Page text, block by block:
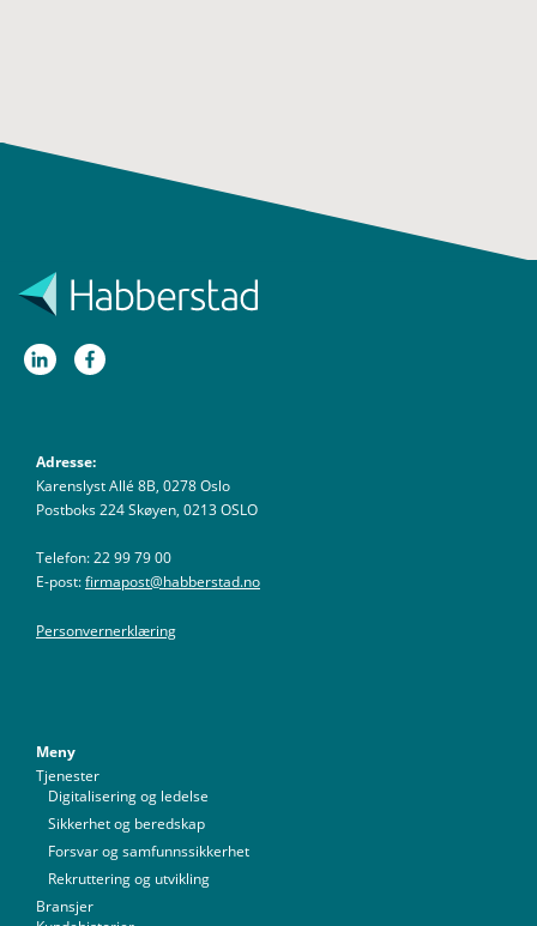
Adresse:
Karenslyst Allé 8B, 0278 Oslo
Postboks 224 Skøyen, 0213 OSLO
Telefon: 22 99 79 00
E-post:firmapost@habberstad.no
Personvernerklæring
Meny
Tjenester
Digitalisering og ledelse
Sikkerhet og beredskap
Forsvar og samfunnssikkerhet
Rekruttering og utvikling
Bransjer